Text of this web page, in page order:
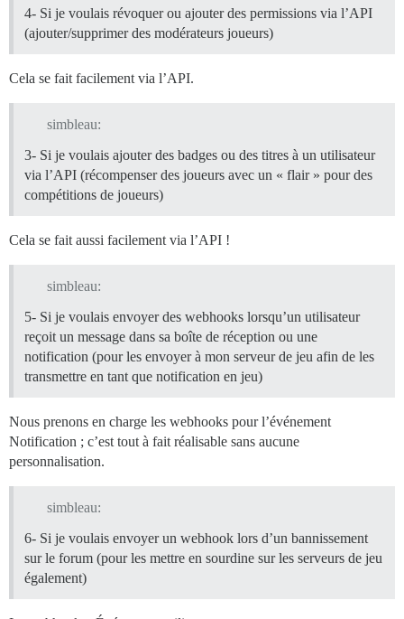
4- Si je voulais révoquer ou ajouter des permissions via l’API
(ajouter/supprimer des modérateurs joueurs)
Cela se fait facilement via l’API.
simbleau:
3- Si je voulais ajouter des badges ou des titres à un utilisateur
via l’API (récompenser des joueurs avec un « flair » pour des
compétitions de joueurs)
Cela se fait aussi facilement via l’API !
simbleau:
5- Si je voulais envoyer des webhooks lorsqu’un utilisateur
reçoit un message dans sa boîte de réception ou une
notification (pour les envoyer à mon serveur de jeu afin de les
transmettre en tant que notification en jeu)
Nous prenons en charge les webhooks pour l’événement
Notification ; c’est tout à fait réalisable sans aucune
personnalisation.
simbleau:
6- Si je voulais envoyer un webhook lors d’un bannissement
sur le forum (pour les mettre en sourdine sur les serveurs de jeu
également)